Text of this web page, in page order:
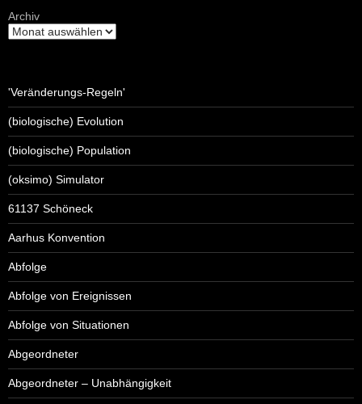
Archiv
'Veränderungs-Regeln'
(biologische) Evolution
(biologische) Population
(oksimo) Simulator
61137 Schöneck
Aarhus Konvention
Abfolge
Abfolge von Ereignissen
Abfolge von Situationen
Abgeordneter
Abgeordneter – Unabhängigkeit